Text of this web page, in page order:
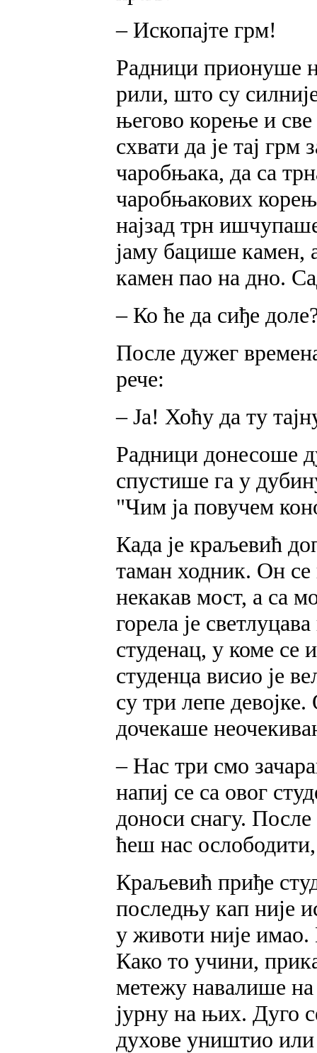
– Ископајте грм!
Радници прионуше
рили, што су
његово корење и
схвати да је тај
чаробњака, да са
чаробњакових
најзад трн
јаму бацише камен,
камен пао на дно.
– Ко ће да сиђе
После дужег
рече:
– Ја! Хоћу да ту
Радници донесоше
спустише га у
"Чим ја повучем
Када је краљевић
таман ходник. Он
некакав мост, а са
горела је
студенац, у коме се
студенца висио је
су три лепе
дочекаше
– Нас три смо
напиј се са овог
доноси снагу.
ћеш нас
Краљевић приђе
последњу кап није
у животи није имао.
Како то учини,
метежу навалише
јурну на њих. Дуго
духове уништио или